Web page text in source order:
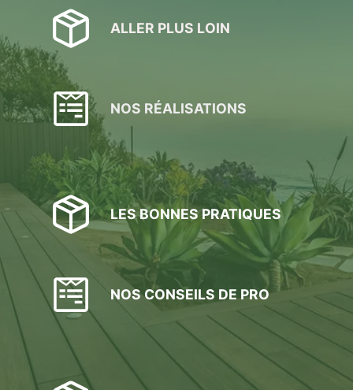
ALLER PLUS LOIN
NOS RÉALISATIONS
LES BONNES PRATIQUES
NOS CONSEILS DE PRO